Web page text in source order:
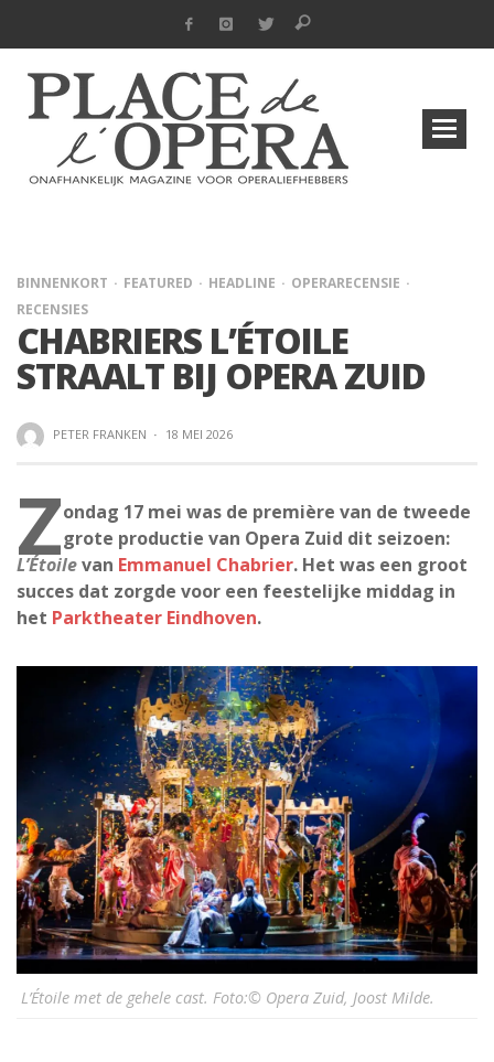
BINNENKORT FEATURED HEADLINE
OPERARECENSIE
RECENSIES
CHABRIERS L’ÉTOILE
STRAALT BIJ OPERA ZUID
PETER FRANKEN · 18 MEI 2026
Zondag 17 mei was de première van de tweede
grote productie van Opera Zuid dit seizoen:
L’Étoilevan Emmanuel Chabrier. Het was een groot
succes dat zorgde voor een feestelijke middag in
het Parktheater Eindhoven.
L’Étoile met de gehele cast. Foto:© Opera Zuid, Joost Milde.